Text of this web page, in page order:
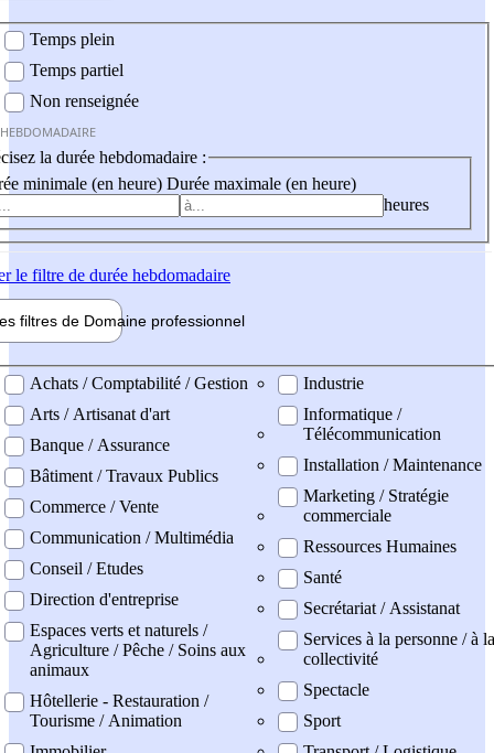
Temps plein
Temps partiel
Non renseignée
la durée hebdomadaire :
minimale (en heure) Durée maximale (en heure)
heures
le filtre de durée hebdomadaire
filtres de Domaine professionnel
professionel
Achats / Comptabilité / Gestion
Arts / Artisanat d'art
Banque / Assurance
Bâtiment / Travaux Publics
Commerce / Vente
Communication / Multimédia
Conseil / Etudes
Direction d'entreprise
Espaces verts et naturels /
Agriculture / Pêche / Soins aux
animaux
Hôtellerie - Restauration /
Tourisme / Animation
Industrie
Informatique /
Télécommunication
Installation / Maintenance
Marketing / Stratégie
commerciale
Ressources Humaines
Santé
Secrétariat / Assistanat
Services à la personne / à la
collectivité
Spectacle
Sport